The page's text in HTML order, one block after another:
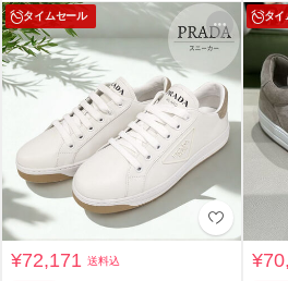
タイムセール
¥72,171送料込
タイ